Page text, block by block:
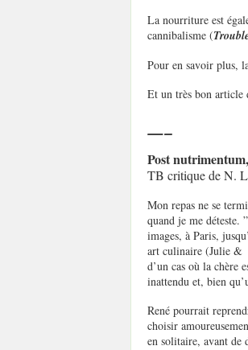
La nourriture est
cannibalisme (
Pour en savoir plus,
Et un très bon article
—–
Post
TB critique de N.
Mon repas ne se
quand je me déteste.
images, à Paris,
art culinaire (Julie &
d’un cas où la chère
inattendu et, bien
René pourrait
choisir
en solitaire, avant de